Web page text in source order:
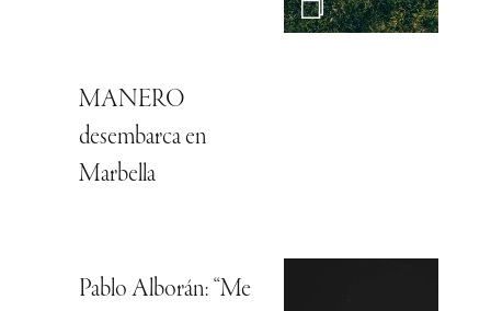
MANERO
desembarca en
Marbella
Pablo Alborán: “Me